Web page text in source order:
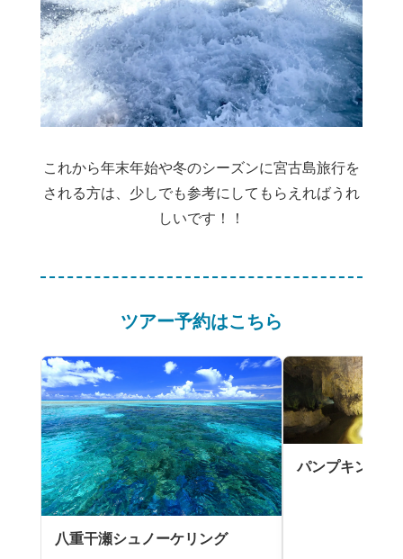
これから年末年始や冬のシーズンに宮古島旅行を
される方は、少しでも参考にしてもらえればうれ
しいです！！
ツアー予約はこちら
八重干瀬シュノーケリング
パンプキン鍾乳